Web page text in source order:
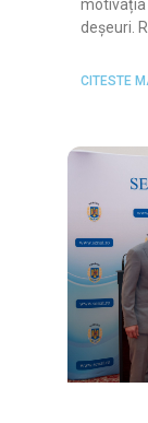
motivația
deșeuri.
CITESTE